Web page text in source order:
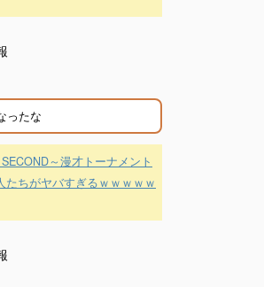
ったな
SECOND～漫才トーナメント
たちがヤバすぎるｗｗｗｗｗ